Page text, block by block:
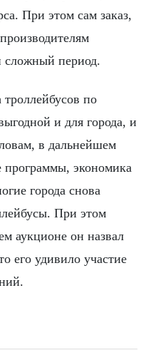
При этом сам заказ,
сложный период.
троллейбусов по
и для города, и
в дальнейшем
программы, экономика
города снова
При этом
аукционе он назвал
его удивило участие